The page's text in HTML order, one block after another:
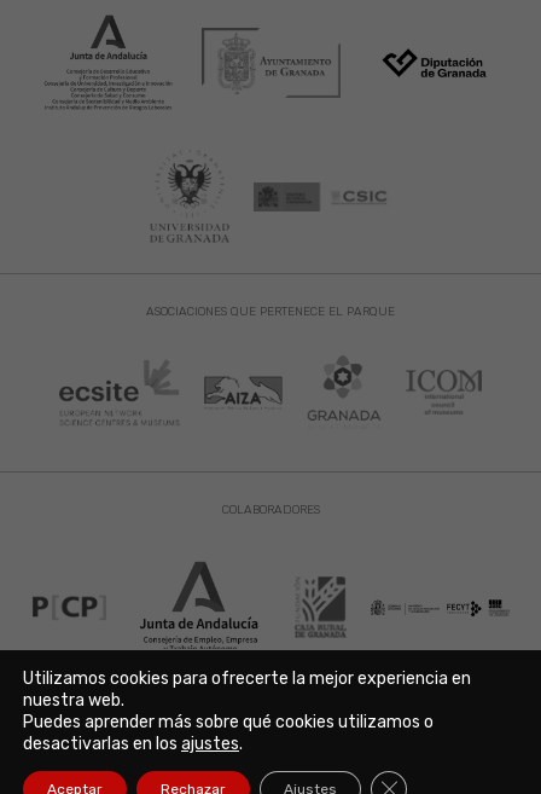
ASOCIACIONES QUE PERTENECE EL PARQUE
COLABORADORES
Aviso Legal | Política de Privacidad | Política de Cookies
Copyright © 2021. Parque de las Ciencias. Avda. de la Ciencia s/n
18006 Granada. España. Telf.: 958 131 900. Todos los derechos
Utilizamos cookies para ofrecerte la mejor experiencia en
nuestra web.
Puedes aprender más sobre qué cookies utilizamos o
desactivarlas en los ajustes.
Aceptar Rechazar Ajustes Cerrar el banner de